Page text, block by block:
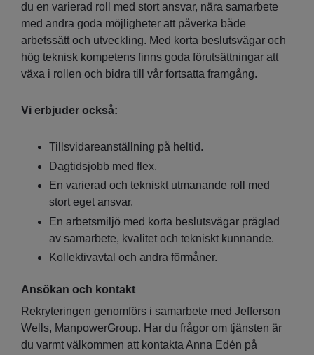
du en varierad roll med stort ansvar, nära samarbete
med andra goda möjligheter att påverka både
arbetssätt och utveckling. Med korta beslutsvägar och
hög teknisk kompetens finns goda förutsättningar att
växa i rollen och bidra till vår fortsatta framgång.
Vi erbjuder också:
Tillsvidareanställning på heltid.
Dagtidsjobb med flex.
En varierad och tekniskt utmanande roll med
stort eget ansvar.
En arbetsmiljö med korta beslutsvägar präglad
av samarbete, kvalitet och tekniskt kunnande.
Kollektivavtal och andra förmåner.
Ansökan och kontakt
Rekryteringen genomförs i samarbete med Jefferson
Wells, ManpowerGroup. Har du frågor om tjänsten är
du varmt välkommen att kontakta Anna Edén på